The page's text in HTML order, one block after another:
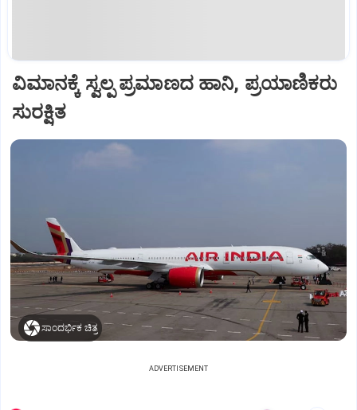
ವಿಮಾನಕ್ಕೆ ಸ್ವಲ್ಪ ಪ್ರಮಾಣದ ಹಾನಿ, ಪ್ರಯಾಣಿಕರು
ಸುರಕ್ಷಿತ
ಸಾಂದರ್ಭಿಕ ಚಿತ್ರ
ADVERTISEMENT